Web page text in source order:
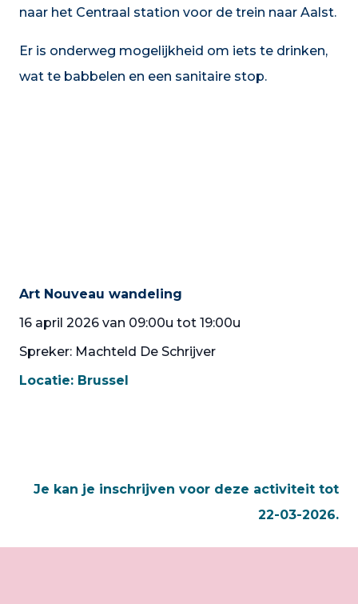
naar het Centraal station voor de trein naar Aalst.
Er is onderweg mogelijkheid om iets te drinken,
wat te babbelen en een sanitaire stop.
Art Nouveau wandeling
16 april 2026 van 09:00u tot 19:00u
Spreker: Machteld De Schrijver
Locatie: Brussel
Je kan je inschrijven voor deze activiteit tot
22-03-2026.